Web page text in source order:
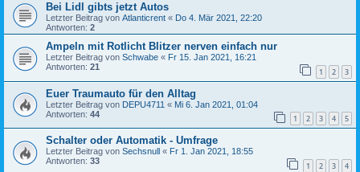
Bei Lidl gibts jetzt Autos
Letzter Beitrag von Atlanticrent « Do 4. Mär 2021, 22:20
Antworten: 2
Ampeln mit Rotlicht Blitzer nerven einfach nur
Letzter Beitrag von Schwabe « Fr 15. Jan 2021, 16:21
Antworten: 21 1 2 3
Euer Traumauto für den Alltag
Letzter Beitrag von DEPU4711 « Mi 6. Jan 2021, 01:04
Antworten: 44 1 2 3 4 5
Schalter oder Automatik - Umfrage
Letzter Beitrag von Sechsnull « Fr 1. Jan 2021, 18:55
Antworten: 33 1 2 3 4